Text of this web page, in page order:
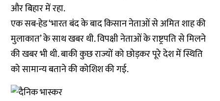
और बिहार में रहा.
एक सब-हेड ‘भारत बंद के बाद किसान नेताओं से अमित शाह की
मुलाकात’ के साथ खबर थी. विपक्षी नेताओं के राष्ट्रपति से मिलने
की खबर भी थी. बाकी कुछ राज्यों को छोड़कर पूरे देश में स्थिति
को सामान्य बताने की कोशिश की गई.